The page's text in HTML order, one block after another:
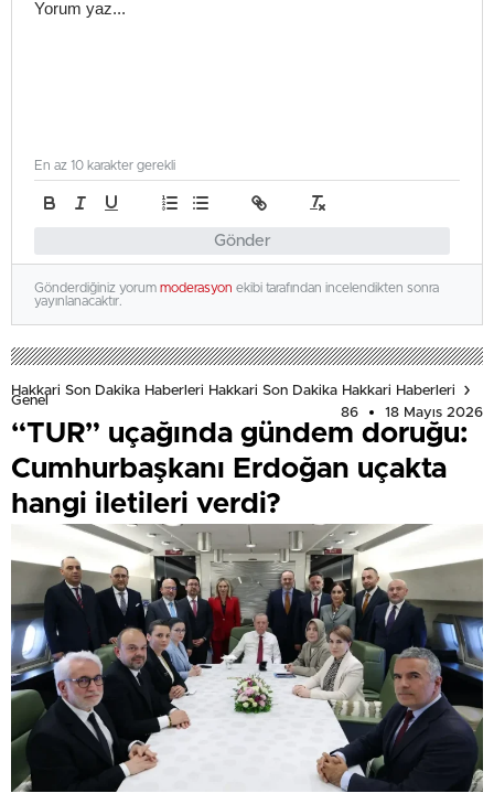
Gönder
En az 10 karakter gerekli
Gönderdiğiniz yorum moderasyon ekibi tarafından incelendikten sonra
yayınlanacaktır.
Hakkari Son Dakika Haberleri Hakkari Son Dakika Hakkari Haberleri
Genel
86
18 Mayıs 2026
“TUR” uçağında gündem doruğu:
Cumhurbaşkanı Erdoğan uçakta
hangi iletileri verdi?